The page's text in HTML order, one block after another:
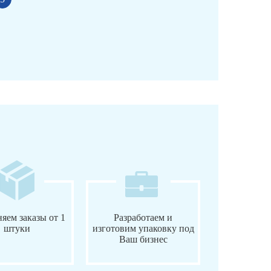
заказы от 1
штуки
Разработаем и
изготовим упаковку под
Ваш бизнес